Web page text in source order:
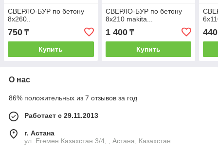
СВЕРЛО-БУР по бетону
8х260..
750 ₸
Купить
СВЕРЛО-БУР по бетону
8х210 makita...
1 400₸
Купить
440
О нас
86% положительных из 7 отзывов за год
Работает с 29.11.2013
г. Астана
ул. Егемен Казахстан 3/4, , Астана, Казахстан